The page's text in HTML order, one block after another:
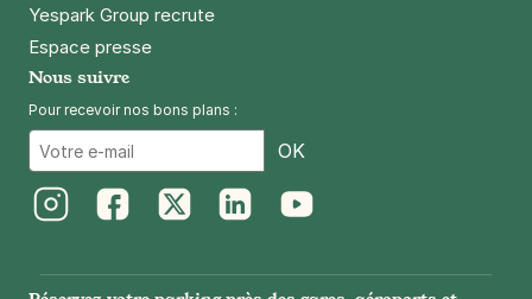
Yespark Group recrute
Espace presse
Nous suivre
Pour recevoir nos bons plans :
OK